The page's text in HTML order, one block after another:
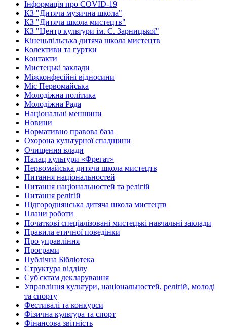
Інформація про COVID-19
КЗ "Дитяча музична школа"
КЗ "Дитяча школа мистецтв"
КЗ "Центр культури ім. Є. Зарницької"
Кінецьпільська дитяча школа мистецтв
Колективи та гуртки
Контакти
Мистецькі заклади
Міжконфесійні відносини
Міс Первомайська
Молодіжна політика
Молодіжна Рада
Національні меншини
Новини
Нормативно правова база
Охорона культурної спадщини
Очищення влади
Палац культури «Фрегат»
Первомайська дитяча школа мистецтв
Питання національностей
Питання національностей та релігій
Питання релігій
Підгороднянська дитяча школа мистецтв
Плани роботи
Початкові спеціалізовані мистецькі навчальні заклади
Правила етичної поведінки
Про управління
Програми
Публічна Бібліотека
Структура відділу
Суб'єктам декларування
Управління культури, національностей, релігій, молоді
та спорту
Фестивалі та конкурси
Фізична культура та спорт
Фінансова звітність